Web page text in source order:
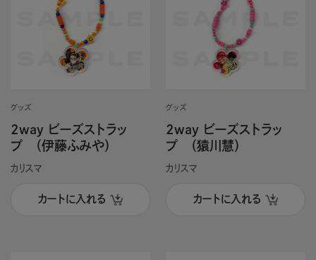
グッズ
2way ビーズストラッ
プ （伊藤ふみや）
カリスマ
カートに入れる
グッズ
2way ビーズストラッ
プ （猿川慧）
カリスマ
カートに入れる